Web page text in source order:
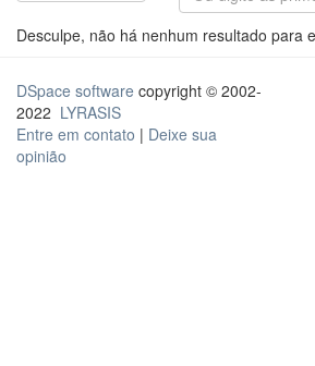
Desculpe, não há nenhum resultado para
DSpace software copyright © 2002-
2022 LYRASIS
Entre em contato | Deixe sua
opinião